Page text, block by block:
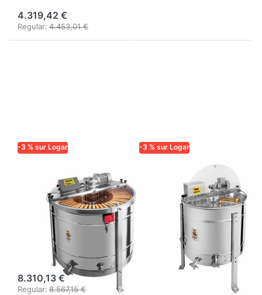
4.319,42 €
Regular: 4.453,01 €
-3 % sur Logar
Extracteur radial
Logar 56 cadres,
cuve 125 cm,
entièrement
électronique,
moteur 750 W
8.310,13 €
Regular: 8.567,15 €
-3 % sur Logar
Extracteur radial
Logar 12 cadres
avec grille anti-
casse, cuve Ø
76 cm, moteur
entièrement